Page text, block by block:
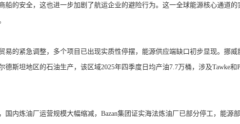
船的安全，这也进一步加剧了航运企业的避险行为。这一全球能源核心通道的
的紧急调整，多个项目已出现实质性停摆，能源供应端缺口初步显现。挪威
斯坦地区的石油生产，该区域2025年四季度日均产油7.7万桶，涉及Tawke和
内炼油厂运营规模大幅缩减，Bazan集团证实海法炼油厂已部分停工，能源